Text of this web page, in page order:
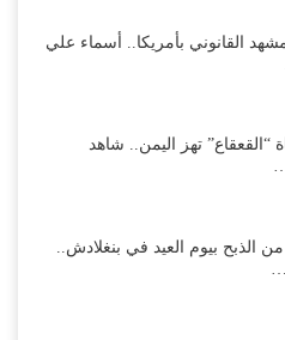
القانوني بأمريكا.. أسماء علي
“القعقاع” تهز اليمن.. شاهد
الذبح بيوم العيد في بنغلادش..